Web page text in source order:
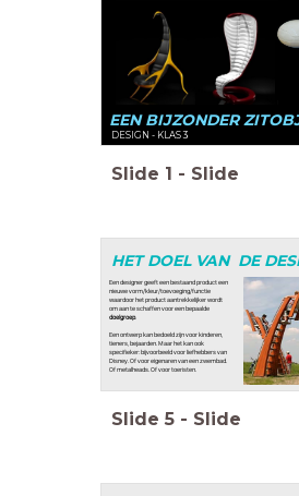
EEN BIJZONDER
DESIGN - KLAS 3
Slide 1 - Slide
Een designer geeft een bestaand product een
nieuwe vorm/kleur/toevoeging/functie
waardoor het product aantrekkelijker wordt
om aan te schaffen voor een bepaalde
doelgroep.
Een ontwerp kan bedoeld zijn voor kinderen,
tieners, bejaarden. Maar het kan ook
specifieker: bijvoorbeeld voor liefhebbers van
Disney. Of voor eigenaren van een zwembad.
Of metalheads. Of voor toeristen.
HET DOEL VAN DE
Slide 5 - Slide